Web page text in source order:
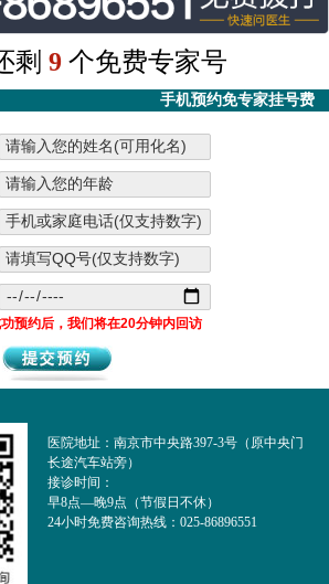
剩 9 个免费专家号
手机预约免专家挂号费
预约后，我们将在20分钟内回访
医院地址：南京市中央路397-3号（原中央门
长途汽车站旁）
接诊时间：
早8点—晚9点（节假日不休）
24小时免费咨询热线：025-86896551